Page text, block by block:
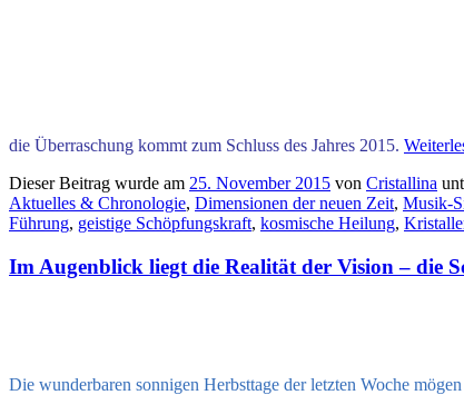
die Überraschung kommt zum Schluss des Jahres 2015.
Dieser Beitrag wurde am 25. November 2015 von Cristallina
Aktuelles & Chronologie, Dimensionen der neuen Zeit, Musik-
Führung, geistige Schöpfungskraft, kosmische Heilung,
Im Augenblick liegt die Realität der Vision – die
Die wunderbaren sonnigen Herbsttage der letzten Woche